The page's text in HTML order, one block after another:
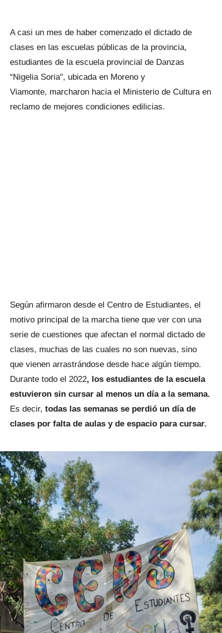
A casi un mes de haber comenzado el dictado de
clases en las escuelas públicas de la provincia,
estudiantes de la escuela provincial de Danzas
“Nigelia Soria", ubicada en Moreno y
Viamonte, marcharon hacia el Ministerio de Cultura en
reclamo de mejores condiciones edilicias.
Según afirmaron desde el Centro de Estudiantes, el
motivo principal de la marcha tiene que ver con una
serie de cuestiones que afectan el normal dictado de
clases, muchas de las cuales no son nuevas, sino
que vienen arrastrándose desde hace algún tiempo.
Durante todo el 2022, los estudiantes de la escuela
estuvieron sin cursar al menos un día a la semana.
Es decir, todas las semanas se perdió un día de
clases por falta de aulas y de espacio para cursar.